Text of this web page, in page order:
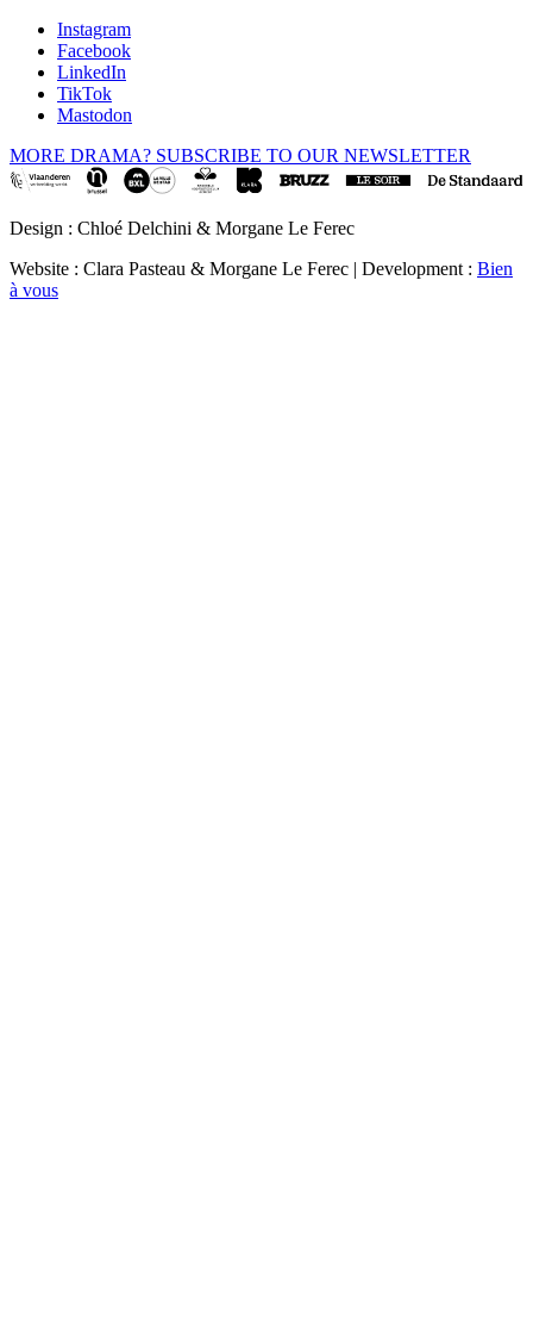
Instagram
Facebook
LinkedIn
TikTok
Mastodon
MORE DRAMA? SUBSCRIBE TO OUR NEWSLETTER
Design : Chloé Delchini & Morgane Le Ferec
Website : Clara Pasteau & Morgane Le Ferec | Development : Bien
à vous